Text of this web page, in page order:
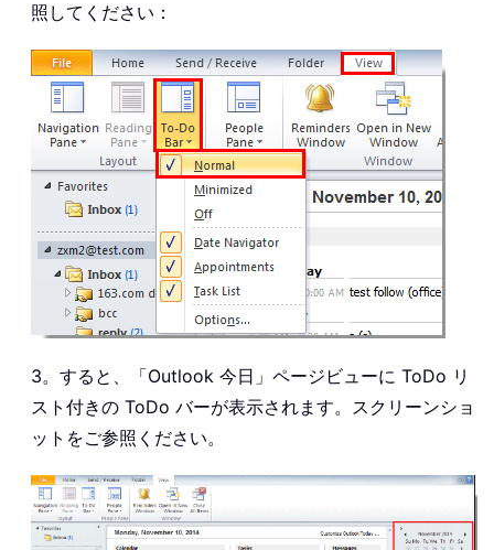
照してください：
3。すると、「Outlook 今日」ページビューに ToDo リ
スト付きの ToDo バーが表示されます。スクリーンショ
ットをご参照ください。